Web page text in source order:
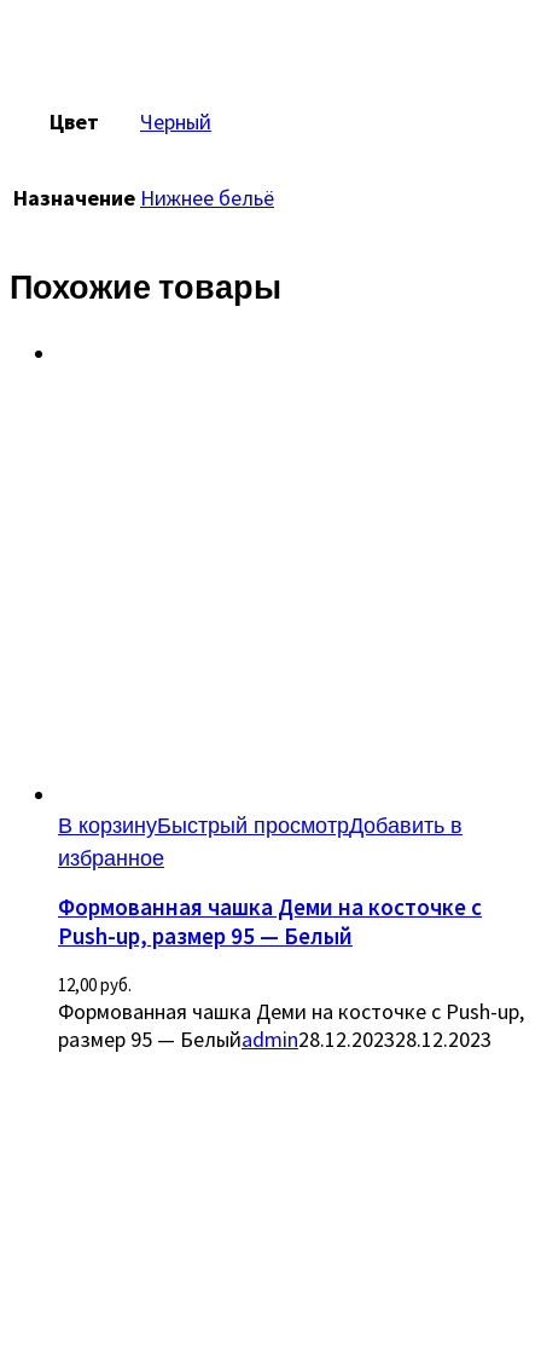
Цвет Черный
Назначение Нижнее бельё
Похожие товары
В корзинуБыстрый просмотрДобавить в
избранное
Формованная чашка Деми на косточке с
Push-up, размер 95 — Белый
12,00руб.
Формованная чашка Деми на косточке с Push-up,
размер 95 — Белыйadmin28.12.202328.12.2023